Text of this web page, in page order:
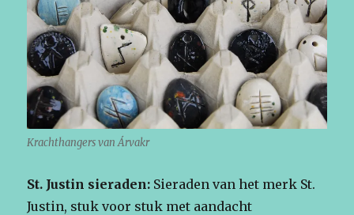
Krachthangers van Árvakr
St. Justin sieraden: Sieraden van het merk St.
Justin, stuk voor stuk met aandacht